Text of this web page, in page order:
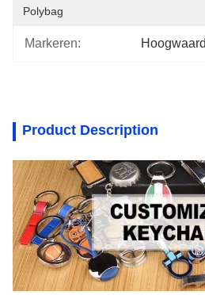
Polybag
Markeren:
Product Description